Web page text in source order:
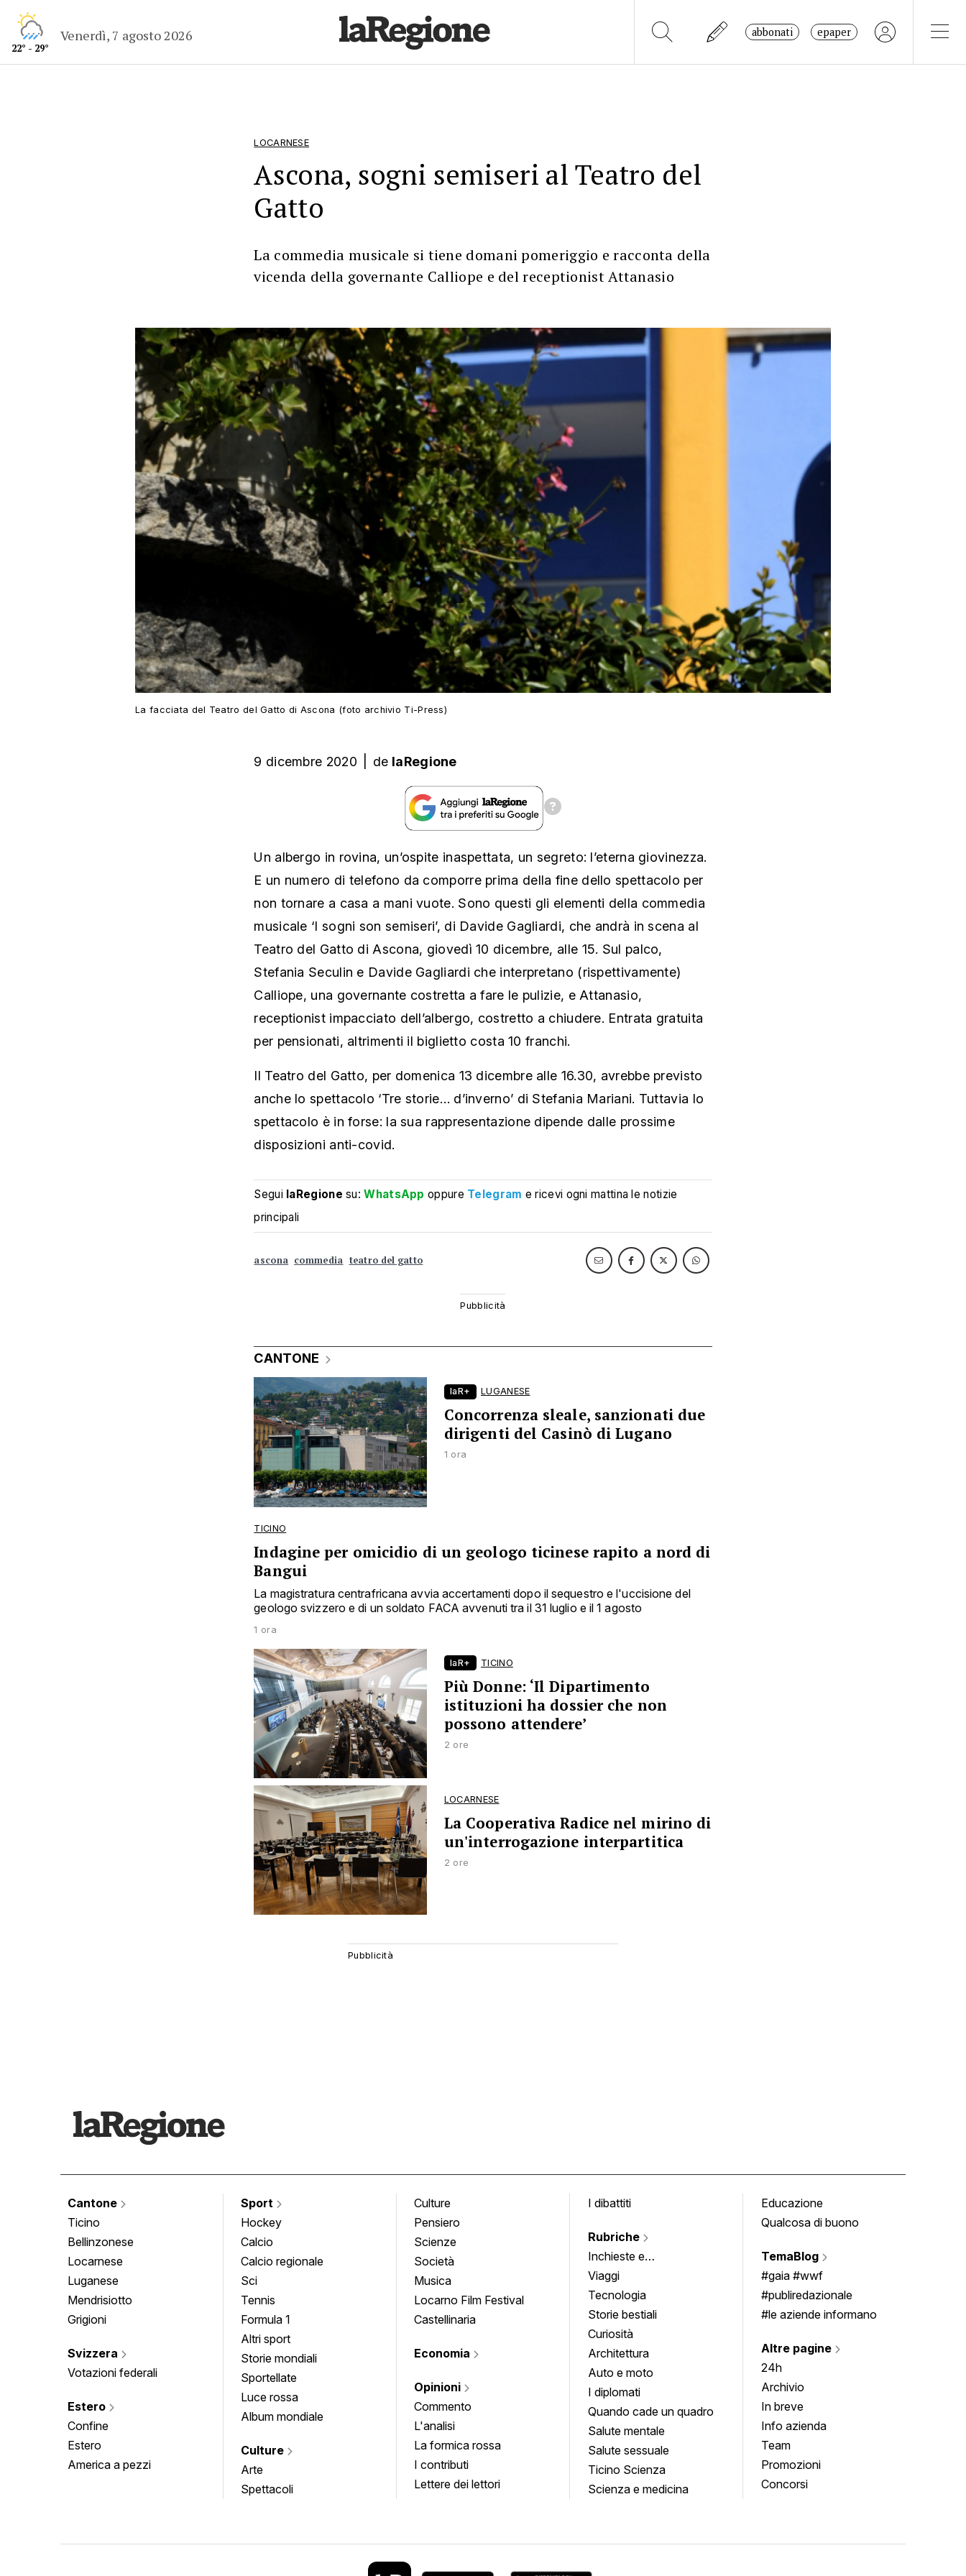
22° - 29°
Venerdì, 7 agosto 2026 abbonati epaper
LOCARNESE
Ascona, sogni semiseri al Teatro del
Gatto
La commedia musicale si tiene domani pomeriggio e racconta della
vicenda della governante Calliope e del receptionist Attanasio
La facciata del Teatro del Gatto di Ascona (foto archivio Ti-Press)
9 dicembre 2020 de laRegione
Un albergo in rovina, un’ospite inaspettata, un segreto: l’eterna giovinezza.
E un numero di telefono da comporre prima della fine dello spettacolo per
non tornare a casa a mani vuote. Sono questi gli elementi della commedia
musicale ‘I sogni son semiseri’, di Davide Gagliardi, che andrà in scena al
Teatro del Gatto di Ascona, giovedì 10 dicembre, alle 15. Sul palco,
Stefania Seculin e Davide Gagliardi che interpretano (rispettivamente)
Calliope, una governante costretta a fare le pulizie, e Attanasio,
receptionist impacciato dell’albergo, costretto a chiudere. Entrata gratuita
per pensionati, altrimenti il biglietto costa 10 franchi.
Il Teatro del Gatto, per domenica 13 dicembre alle 16.30, avrebbe previsto
anche lo spettacolo ‘Tre storie… d’inverno’ di Stefania Mariani. Tuttavia lo
spettacolo è in forse: la sua rappresentazione dipende dalle prossime
disposizioni anti-covid.
Segui laRegione su:WhatsApp oppure Telegram e ricevi ogni mattina le notizie
principali
ascona commedia teatro del gatto
CANTONE
laR+ LUGANESE
Concorrenza sleale, sanzionati due
dirigenti del Casinò di Lugano
1 ora
TICINO
Indagine per omicidio di un geologo ticinese rapito a nord di
Bangui
La magistratura centrafricana avvia accertamenti dopo il sequestro e l'uccisione del
geologo svizzero e di un soldato FACA avvenuti tra il 31 luglio e il 1 agosto
1 ora
laR+ TICINO
Più Donne: ‘Il Dipartimento
istituzioni ha dossier che non
possono attendere’
2 ore
LOCARNESE
La Cooperativa Radice nel mirino di
un'interrogazione interpartitica
2 ore
Cantone
Ticino
Bellinzonese
Locarnese
Luganese
Mendrisiotto
Grigioni
Svizzera
Votazioni federali
Estero
Confine
Estero
America a pezzi
Sport
Hockey
Calcio
Calcio regionale
Sci
Tennis
Formula 1
Altri sport
Storie mondiali
Sportellate
Luce rossa
Album mondiale
Culture
Arte
Spettacoli
Culture
Pensiero
Scienze
Società
Musica
Locarno Film Festival
Castellinaria
Economia
Opinioni
Commento
L'analisi
La formica rossa
I contributi
Lettere dei lettori
I dibattiti
Rubriche
Inchieste e
approfondimenti
Viaggi
Tecnologia
Storie bestiali
Curiosità
Architettura
Auto e moto
I diplomati
Quando cade un quadro
Salute mentale
Salute sessuale
Ticino Scienza
Scienza e medicina
Educazione
Qualcosa di buono
TemaBlog
#gaia #wwf
#publiredazionale
#le aziende informano
Altre pagine
24h
Archivio
In breve
Info azienda
Team
Promozioni
Concorsi